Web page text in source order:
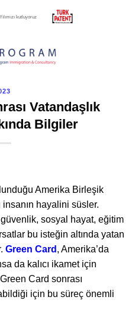
kutluyoruz
Vatandaşlık
Bilgiler
Amerika Birleşik
hayalini süsler.
sosyal hayat, eğitim
bu isteğin altında yatan
Green Card , Amerika’da
da kalıcı ikamet için
Card sonrası
için bu süreç önemli